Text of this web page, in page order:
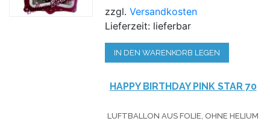
zzgl.Versandkosten
Lieferzeit: lieferbar
IN DEN WARENKORB LEGEN
HAPPY BIRTHDAY PINK STAR 70
LUFTBALLON AUS FOLIE, OHNE HELIUM